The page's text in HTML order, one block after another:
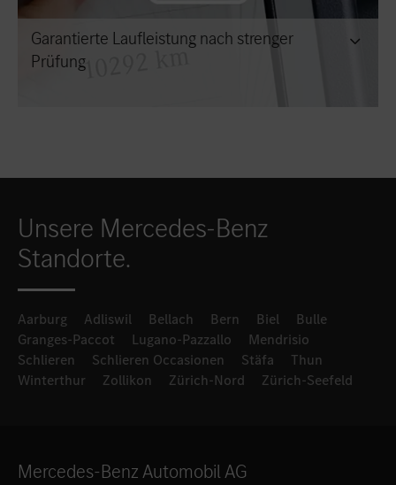
Garantierte Laufleistung nach strenger
Prüfung
Unsere Mercedes-Benz
Standorte.
Aarburg Adliswil Bellach Bern Biel
Bulle
Granges-Paccot
Lugano-Pazzallo
Mendrisio
Schlieren
Schlieren Occasionen Stäfa
Thun
Winterthur
Zollikon Zürich-Nord Zürich-Seefeld
Mercedes-Benz Automobil AG